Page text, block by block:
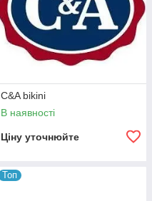
C&A bikini
В наявності
Ціну уточнюйте
Топ